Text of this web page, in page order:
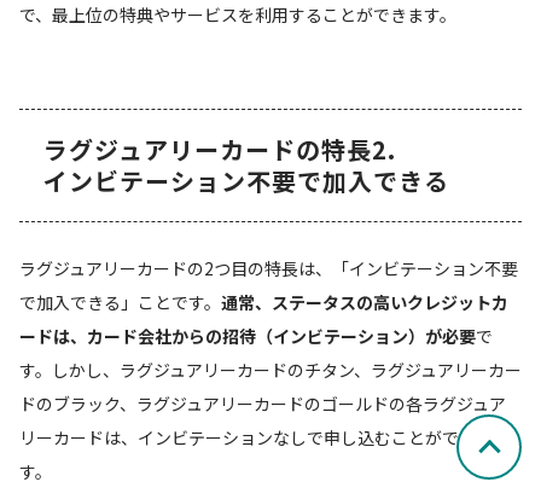
で、最上位の特典やサービスを利用することができます。
ラグジュアリーカードの特長2.
インビテーション不要で加入できる
ラグジュアリーカードの2つ目の特長は、「インビテーション不要
で加入できる」ことです。 通常、ステータスの高いクレジットカ
ードは、カード会社からの招待（インビテーション）が必要で
す。しかし、ラグジュアリーカードのチタン、ラグジュアリーカー
ドのブラック、ラグジュアリーカードのゴールドの各ラグジュア
リーカードは、インビテーションなしで申し込むことができま
す。